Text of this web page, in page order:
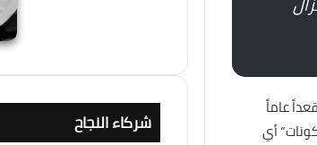
يتنافس حوالي 3240 مرشحاً على المقاعد النيابية الموزعة بين 320 مقعداً عاماً
العراق “المكونات” أي
شركاء النجاح